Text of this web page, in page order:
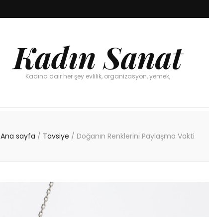
Kadın Sanat
Kadına dair her şey evlilik, organizasyon, yemek,
Ana sayfa / Tavsiye / Doğanın Renklerini Paylaşma Vakti